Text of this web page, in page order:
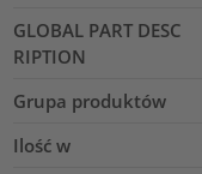
GLOBAL PART DESC
RIPTION
Grupa produktów
Ilość w